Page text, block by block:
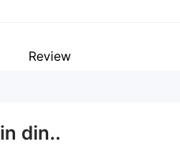
ng kumpanya
Review
din..